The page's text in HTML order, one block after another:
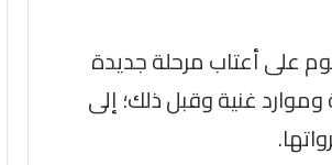
على أعتاب مرحلة جديدة
غنية وقبل ذلك؛ إلى